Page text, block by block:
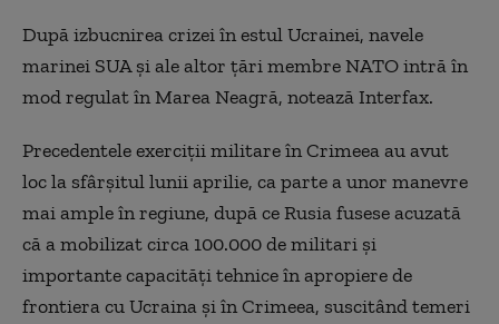
După izbucnirea crizei în estul Ucrainei, navele
marinei SUA şi ale altor ţări membre NATO intră în
mod regulat în Marea Neagră, notează Interfax.
Precedentele exerciţii militare în Crimeea au avut
loc la sfârşitul lunii aprilie, ca parte a unor manevre
mai ample în regiune, după ce Rusia fusese acuzată
că a mobilizat circa 100.000 de militari şi
importante capacităţi tehnice în apropiere de
frontiera cu Ucraina şi în Crimeea, suscitând temeri